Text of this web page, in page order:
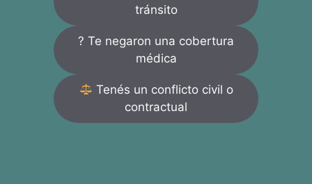
tránsito
? Te negaron una cobertura
médica
Tenés un conflicto civil o
contractual